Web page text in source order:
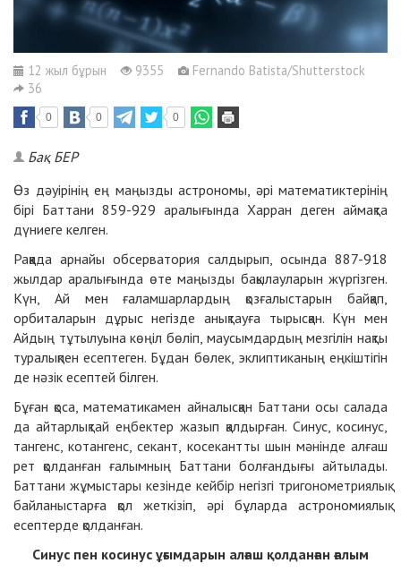
12 жыл бұрын 9355
Fernando Batista/Shutterstock
36
0 0 0
Бақ БЕР
Өз дәуірінің ең маңызды астрономы, әрі математиктерінің
бірі Баттани 859-929 аралығында Харран деген аймақта
дүниеге келген.
Раққада арнайы обсерватория салдырып, осында 887-918
жылдар аралығында өте маңызды бақылауларын жүргізген.
Күн, Ай мен ғаламшарлардың қозғалыстарын байқап,
орбиталарын дұрыс негізде анықтауға тырысқан. Күн мен
Айдың тұтылуына көңіл бөліп, маусымдардың мезгілін нақты
туралықпен есептеген. Бұдан бөлек, эклиптиканың еңкіштігін
де нәзік есептей білген.
Бұған қоса, математикамен айналысқан Баттани осы салада
да айтарлықтай еңбектер жазып қалдырған. Синус, косинус,
тангенс, котангенс, секант, косекантты шын мәнінде алғаш
рет қолданған ғалымның Баттани болғандығы айтылады.
Баттани жұмыстары кезінде кейбір негізгі тригонометриялық
байланыстарға қол жеткізіп, әрі бұларда астрономиялық
есептерде қолданған.
Синус пен косинус ұғымдарын алғаш қолданған ғалым